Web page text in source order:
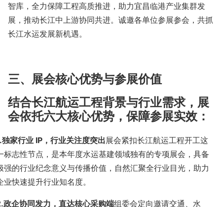
智库，全力保障工程高质推进，助力宜昌临港产业集群发
展，推动长江中上游协同共进。诚邀各单位参展参会，共抓
长江水运发展新机遇。
三、展会核心优势与参展价值
结合长江航运工程背景与行业需求，展
会依托六大核心优势，保障参展实效：
独家行业 IP ，行业关注度突出展会紧扣长江航运工程开工这
标志性节点，是本年度水运基建领域独有的专项展会，具备
强的行业纪念意义与传播价值，自然汇聚全行业目光，助力
业快速提升行业知名度。
政企协同发力，直达核心采购端组委会定向邀请交通、水